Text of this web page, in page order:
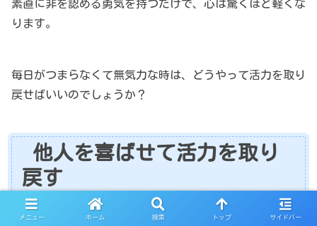
素直に非を認める勇気を持つだけで、心は驚くほど軽くな
ります。
毎日がつまらなくて無気力な時は、どうやって活力を取り
戻せばいいのでしょうか？
他人を喜ばせて活力を取り
戻す
メニュー ホーム 検索 トップ サイドバー